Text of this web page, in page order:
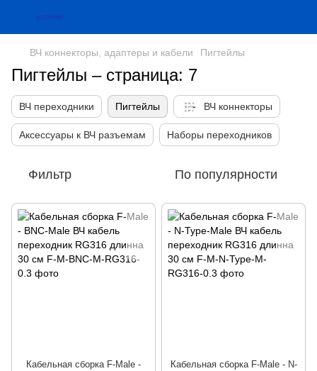
ВЧ коннекторы, адаптеры и кабели Пигтейлы
Пигтейлы – страница: 7
ВЧ переходники Пигтейлы ВЧ коннекторы
Аксессуары к ВЧ разъемам Наборы переходников
Фильтр По популярности
Кабельная сборка F-Male -
Кабельная сборка F-Male - N-